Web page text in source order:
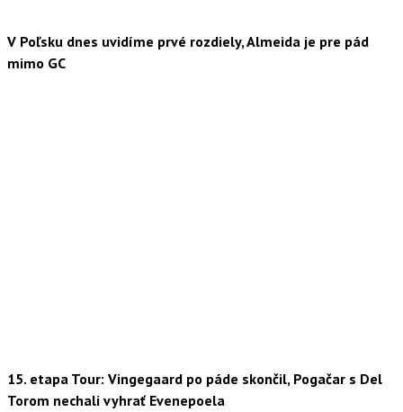
V Poľsku dnes uvidíme prvé rozdiely, Almeida je pre pád
mimo GC
15. etapa Tour: Vingegaard po páde skončil, Pogačar s Del
Torom nechali vyhrať Evenepoela